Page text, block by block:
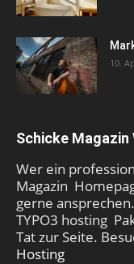
10.
Schicke
Wer ein
Magazin
gerne
TYPO3 hosting
Tat zur Seite.
Hosting